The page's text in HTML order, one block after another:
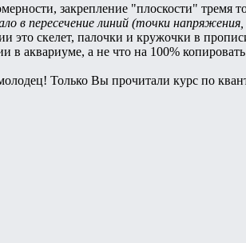
закрепление "плоскости" тремя
в пересечение линий (точки
это скелет, палочки и кружочки в
в аквариуме, а не что на 100%
Только Вы прочитали курс по